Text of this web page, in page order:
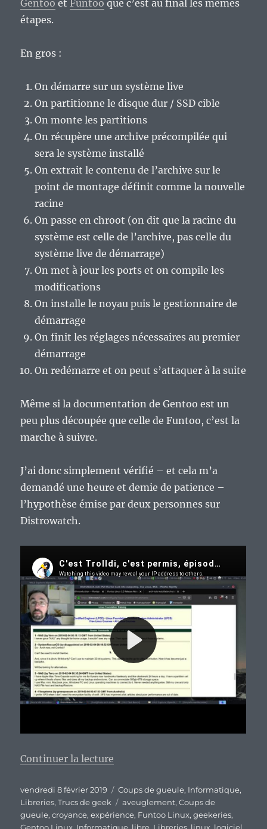
Gentoo etFuntoo que c’est au final les mêmes
étapes.
En gros :
On démarre sur un système live
On partitionne le disque dur / SSD cible
On monte les partitions
On récupère une archive précompilée qui
sera le système installé
On extrait le contenu de l’archive sur le
point de montage définit comme la nouvelle
racine
On passe en chroot (on dit que la racine du
système est celle de l’archive, pas celle du
système live de démarrage)
On met à jour les ports et on compile les
modifications
On installe le noyau puis le gestionnaire de
démarrage
On finit les réglages nécessaires au premier
démarrage
On redémarre et on peut s’attaquer à la suite
Même si la documentation de Gentoo est un
peu plus découpée que celle de Funtoo, c’est la
marche à suivre.
J’ai donc simplement vérifié – et cela m’a
demandé une heure et demie de patience –
l’hypothèse émise par deux personnes sur
Distrowatch.
Continuer la lecture
Publié
le
vendredi 8 février 2019 Catégories
Coups de gueule, Informatique,
Libreries,Trucs de geek Étiquettes
aveuglement,Coups de
gueule,croyance,expérience, Funtoo Linux,geekeries,
Gentoo Linux Informatique libre Libreries linux logiciel